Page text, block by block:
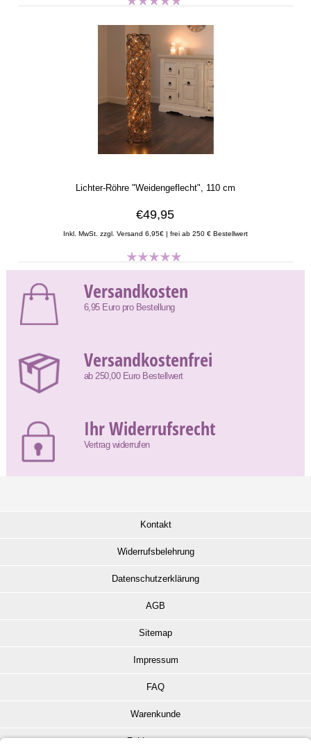
Lichter-Röhre "Weidengeflecht", 110 cm
€49,95
Inkl. MwSt. zzgl. Versand 6,95€ | frei ab 250 € Bestellwert
Versandkosten
6,95 Euro pro Bestellung
Versandkostenfrei
ab 250,00 Euro Bestellwert
Ihr Widerrufsrecht
Vertrag widerrufen
Kontakt
Widerrufsbelehrung
Datenschutzerklärung
AGB
Sitemap
Impressum
FAQ
Warenkunde
Zahlungsarten